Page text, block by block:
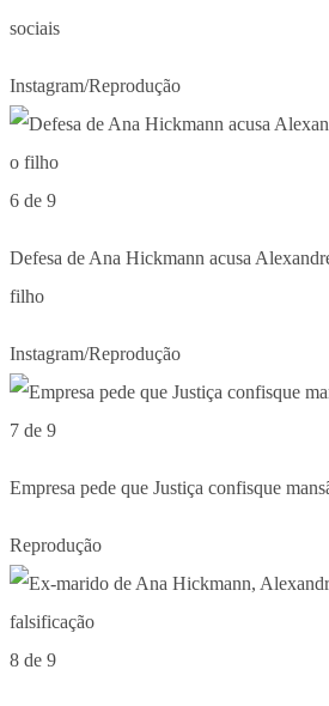
sociais
Instagram/Reprodução
6 de 9
Defesa de Ana Hickmann acusa
filho
Instagram/Reprodução
7 de 9
Empresa pede que Justiça confisque
Reprodução
8 de 9